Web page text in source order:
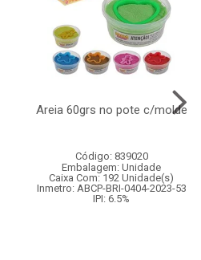
Areia 60grs no pote c/molde
Código: 839020
Embalagem: Unidade
Caixa Com: 192 Unidade(s)
Inmetro: ABCP-BRI-0404-2023-53
IPI: 6.5%